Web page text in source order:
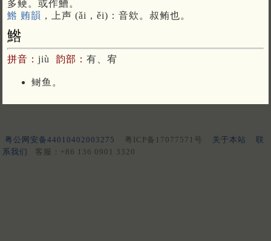
多鲠。或作鰽。
鯦 贿韻 ，上声 (ǎi，ěi)：音欸。叔鲔也。
鯦
拼音： jiù 韵部： 有、宥
鲥鱼。
粤公网安备44010402003275 粤ICP备17077571号 关于本站
联
系我们
客服：+86 136 0901 3320